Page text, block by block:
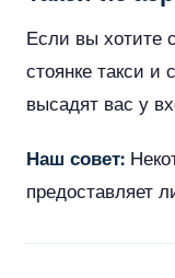
Если вы хотите
стоянке такси
высадят вас у
Наш совет:
предоставляет